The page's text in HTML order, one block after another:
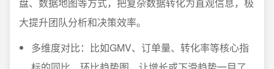
盘、数据地图等方式，把复杂数据转化为直观信息，极
大提升团队分析和决策效率。
多维度对比：比如GMV、订单量、转化率等核心指